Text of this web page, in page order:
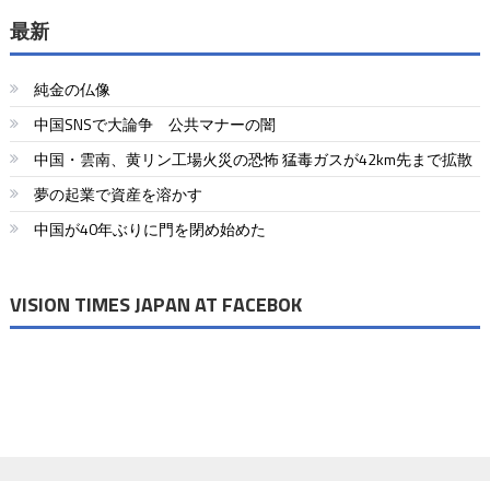
ナ
ビ
ゲ
ー
シ
ョ
最新
純金の仏像
中国SNSで大論争 公共マナーの闇
中国・雲南、黄リン工場火災の恐怖 猛毒ガスが42km先まで拡散
夢の起業で資産を溶かす
中国が40年ぶりに門を閉め始めた
VISION TIMES JAPAN AT FACEBOK